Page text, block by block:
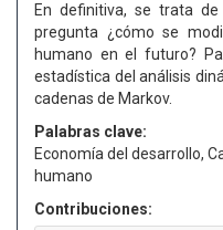
En definitiva, se trata
pregunta ¿cómo se
humano en el futuro?
estadística del análisis
cadenas de Markov.
Palabras clave:
Economía del desarrollo,
humano
Contribuciones: